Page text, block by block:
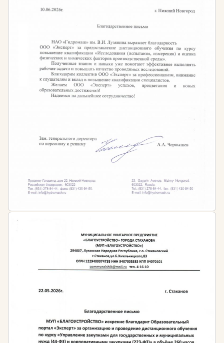
образование в сфере нефтегазового дела
Обучение необходимо сотрудникам сферы
нефтегазовой промышленности:
Руководителям предприятий нефтегазовой
промышленности
Техникам, инженерам, специалистам и мастерам
по добыче нефти и газа
Специалистам по ремонту и сооружению
Специалистам по эксплуатации сетей
газораспределения и газопотребления
Специалистам любого профиля, желающим
Образовательный портал «Эксперт» готов помочь
организовать обучение по курсам
профессиональной переподготовки и повышения
программы разработаны с учетом требований к
профессиональными стандартами и
квалификационными требованиями.